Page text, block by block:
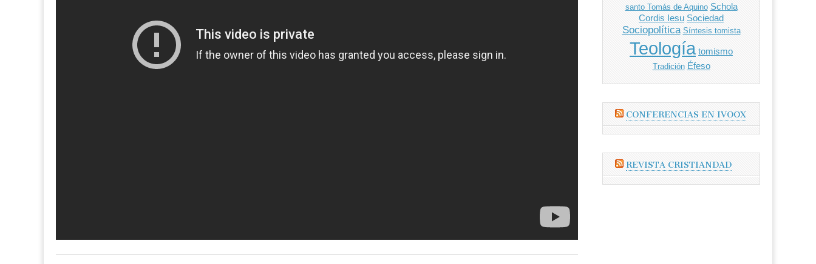
santo Tomás de Aquino Schola
Cordis Iesu Sociedad
Sociopolítica Síntesis tomista
Teología tomismo
Tradición Éfeso
CONFERENCIAS EN IVOOX
REVISTA CRISTIANDAD